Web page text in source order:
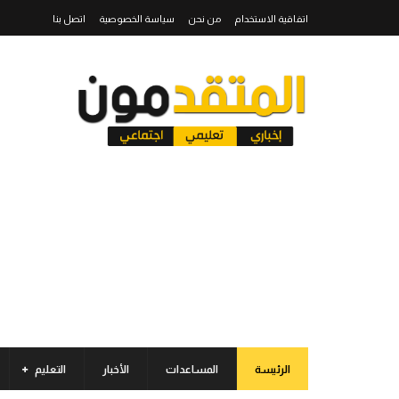
اتفاقية الاستخدام من نحن سياسة الخصوصية اتصل بنا
الرئيسة المساعدات الأخبار التعليم